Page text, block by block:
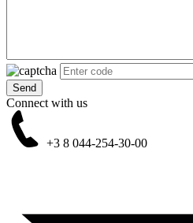
Connect with us
+3 8 044-254-30-00